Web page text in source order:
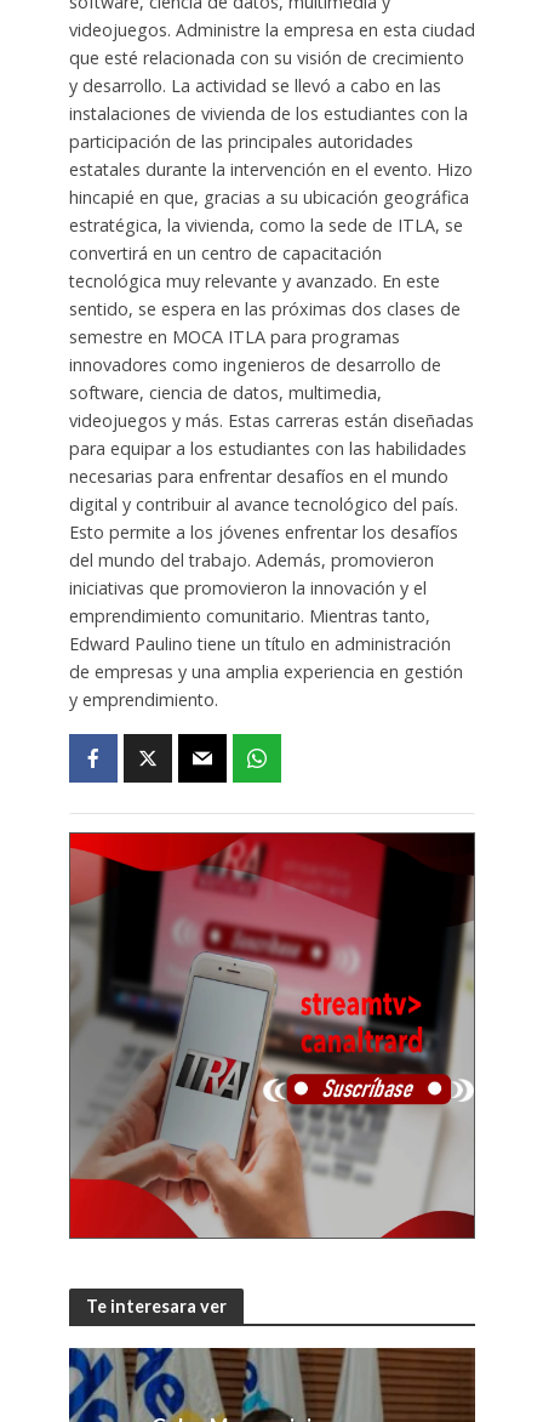
videojuegos. Administre la empresa en esta ciudad
que esté relacionada con su visión de crecimiento
y desarrollo. La actividad se llevó a cabo en las
instalaciones de vivienda de los estudiantes con la
participación de las principales autoridades
estatales durante la intervención en el evento. Hizo
hincapié en que, gracias a su ubicación geográfica
estratégica, la vivienda, como la sede de ITLA, se
convertirá en un centro de capacitación
tecnológica muy relevante y avanzado. En este
sentido, se espera en las próximas dos clases de
semestre en MOCA ITLA para programas
innovadores como ingenieros de desarrollo de
software, ciencia de datos, multimedia,
videojuegos y más. Estas carreras están diseñadas
para equipar a los estudiantes con las habilidades
necesarias para enfrentar desafíos en el mundo
digital y contribuir al avance tecnológico del país.
Esto permite a los jóvenes enfrentar los desafíos
del mundo del trabajo. Además, promovieron
iniciativas que promovieron la innovación y el
emprendimiento comunitario. Mientras tanto,
Edward Paulino tiene un título en administración
de empresas y una amplia experiencia en gestión
y emprendimiento.
Te interesara ver